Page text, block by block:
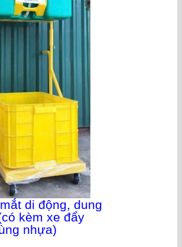
di động, dung
kèm xe đẩy
nhựa)